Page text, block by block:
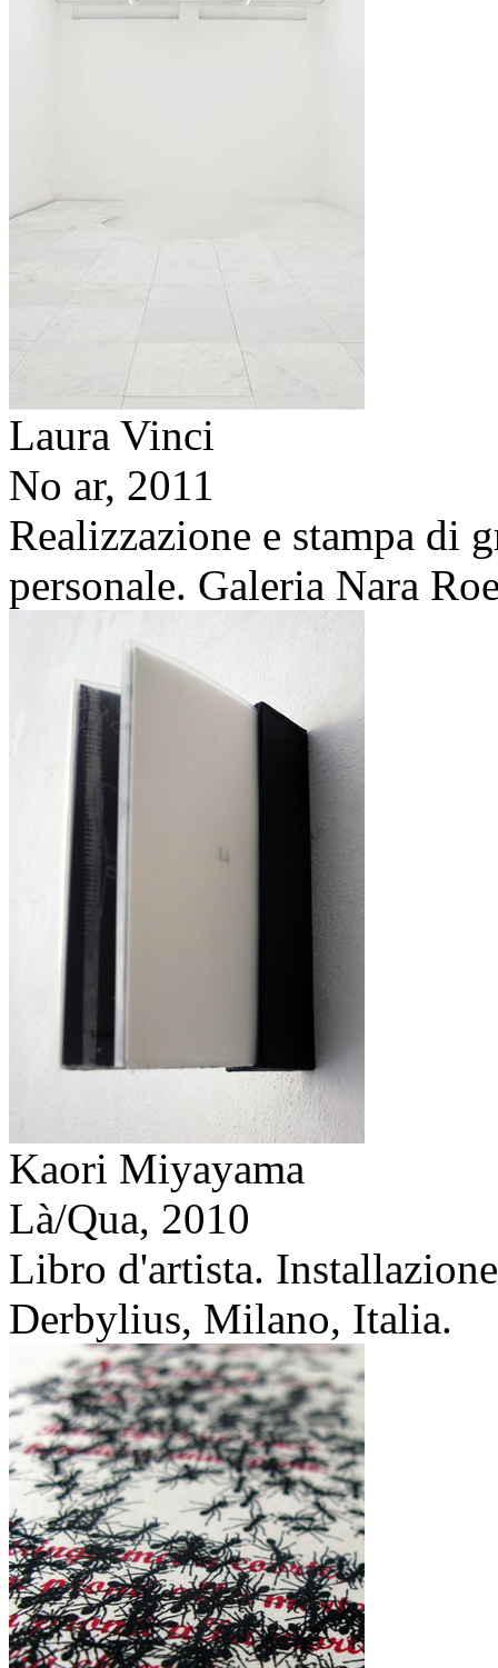
Laura Vinci
No ar, 2011
Realizzazione e stampa di
personale. Galeria Nara
Kaori Miyayama
Là/Qua, 2010
Libro d'artista.
Derbylius, Milano, Italia.